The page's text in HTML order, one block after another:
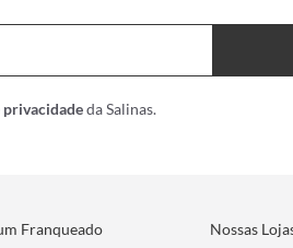
privacidadeda Salinas.
Franqueado Nossas